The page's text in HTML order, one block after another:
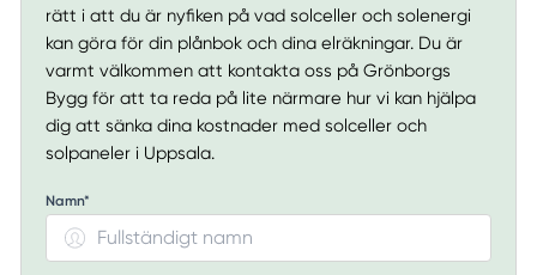
rätt i att du är nyfiken på vad solceller och solenergi
kan göra för din plånbok och dina elräkningar. Du är
varmt välkommen att kontakta oss på Grönborgs
Bygg för att ta reda på lite närmare hur vi kan hjälpa
dig att sänka dina kostnader med solceller och
solpaneler i Uppsala.
Namn*